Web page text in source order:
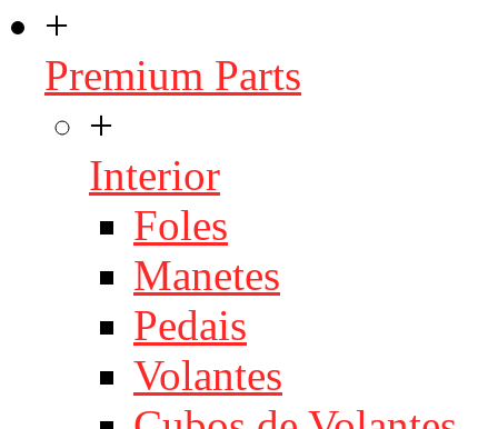
+
Premium Parts
+
Interior
Foles
Manetes
Pedais
Volantes